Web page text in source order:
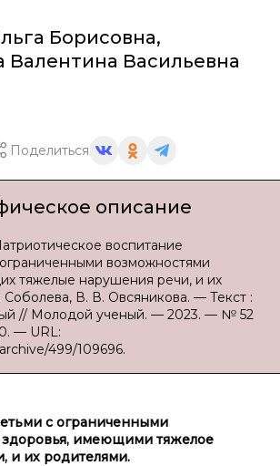
Борисовна,
Валентина Васильевна
Поделиться
описание
воспитание
возможностями
тяжелые нарушения речи, и их
В. В. Овсяникова. — Текст :
// Молодой ученый. — 2023. — № 52
— URL:
499/109696.
сограниченными
имеющими тяжелое
и их родителями.